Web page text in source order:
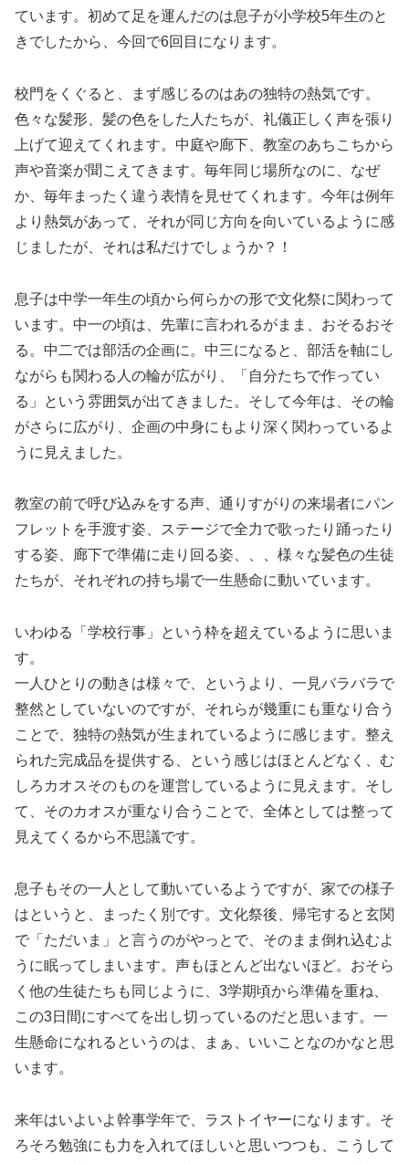
ています。初めて足を運んだのは息子が小学校5年生のと
きでしたから、今回で6回目になります。
校門をくぐると、まず感じるのはあの独特の熱気です。
色々な髪形、髪の色をした人たちが、礼儀正しく声を張り
上げて迎えてくれます。中庭や廊下、教室のあちこちから
声や音楽が聞こえてきます。毎年同じ場所なのに、なぜ
か、毎年まったく違う表情を見せてくれます。今年は例年
より熱気があって、それが同じ方向を向いているように感
じましたが、それは私だけでしょうか？！
息子は中学一年生の頃から何らかの形で文化祭に関わって
います。中一の頃は、先輩に言われるがまま、おそるおそ
る。中二では部活の企画に。中三になると、部活を軸にし
ながらも関わる人の輪が広がり、「自分たちで作ってい
る」という雰囲気が出てきました。そして今年は、その輪
がさらに広がり、企画の中身にもより深く関わっているよ
うに見えました。
教室の前で呼び込みをする声、通りすがりの来場者にパン
フレットを手渡す姿、ステージで全力で歌ったり踊ったり
する姿、廊下で準備に走り回る姿、、、様々な髪色の生徒
たちが、それぞれの持ち場で一生懸命に動いています。
いわゆる「学校行事」という枠を超えているように思いま
す。
一人ひとりの動きは様々で、というより、一見バラバラで
整然としていないのですが、それらが幾重にも重なり合う
ことで、独特の熱気が生まれているように感じます。整え
られた完成品を提供する、という感じはほとんどなく、む
しろカオスそのものを運営しているように見えます。そし
て、そのカオスが重なり合うことで、全体としては整って
見えてくるから不思議です。
息子もその一人として動いているようですが、家での様子
はというと、まったく別です。文化祭後、帰宅すると玄関
で「ただいま」と言うのがやっとで、そのまま倒れ込むよ
うに眠ってしまいます。声もほとんど出ないほど。おそら
く他の生徒たちも同じように、3学期頃から準備を重ね、
この3日間にすべてを出し切っているのだと思います。一
生懸命になれるというのは、まぁ、いいことなのかなと思
います。
来年はいよいよ幹事学年で、ラストイヤーになります。そ
ろそろ勉強にも力を入れてほしいと思いつつも、こうして